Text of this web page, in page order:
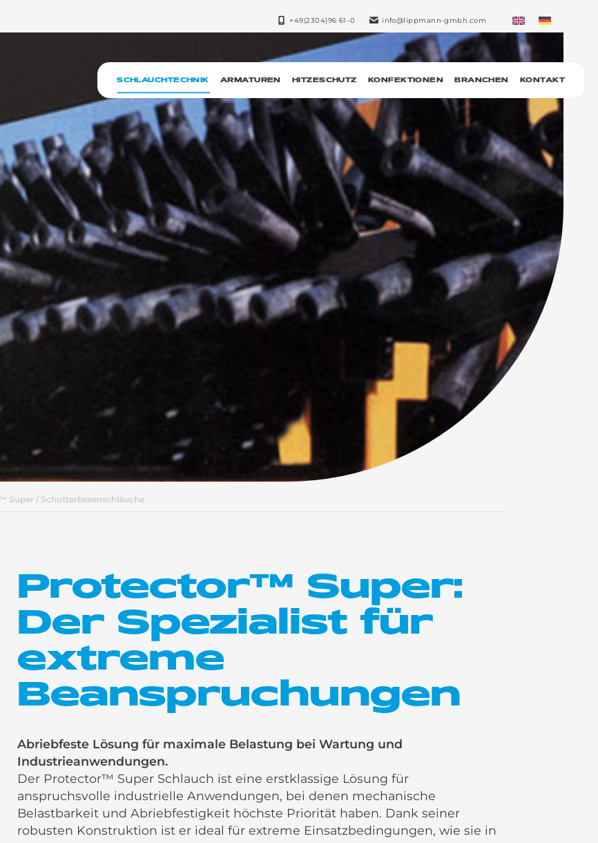
+49(2304)96 61–0 info@lippmann-gmbh.com
SCHLAUCHTECHNIK ARMATUREN HITZESCHUTZ KONFEKTIONEN BRANCHEN KONTAKT
Super / Schotterbesenschläuche
Protector™ Super:
Der Spezialist für
extreme
Beanspruchungen
Abriebfeste Lösung für maximale Belastung bei Wartung und
Industrieanwendungen.
Der Protector™ Super Schlauch ist eine erstklassige Lösung für
anspruchsvolle industrielle Anwendungen, bei denen mechanische
Belastbarkeit und Abriebfestigkeit höchste Priorität haben. Dank seiner
robusten Konstruktion ist er ideal für extreme Einsatzbedingungen, wie sie in